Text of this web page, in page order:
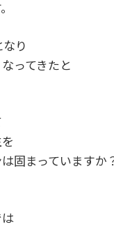
り
ってきたと
固まっていますか